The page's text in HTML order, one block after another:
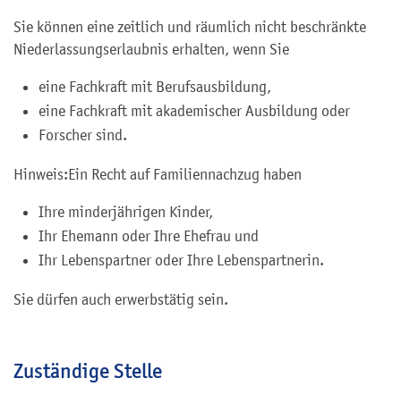
Sie können eine zeitlich und räumlich nicht beschränkte
Niederlassungserlaubnis erhalten, wenn Sie
eine Fachkraft mit Berufsausbildung,
eine Fachkraft mit akademischer Ausbildung oder
Forscher sind.
Hinweis:Ein Recht auf Familiennachzug haben
Ihre minderjährigen Kinder,
Ihr Ehemann oder Ihre Ehefrau und
Ihr Lebenspartner oder Ihre Lebenspartnerin.
Sie dürfen auch erwerbstätig sein.
Zuständige Stelle